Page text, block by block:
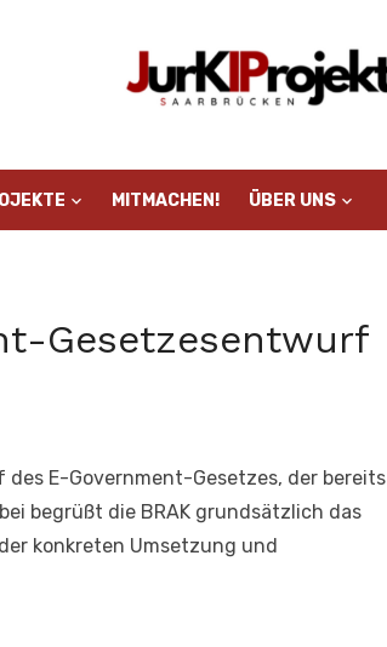
MITMACHEN! ÜBER UNS
Gesetzesentwurf
E-Government-Gesetzes, der bereits
begrüßt die BRAK grundsätzlich das
konkreten Umsetzung und